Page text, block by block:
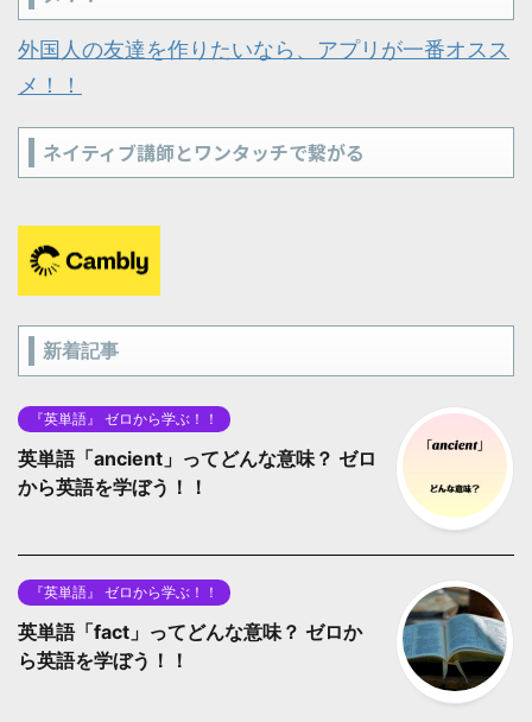
外国人の友達を作りたいなら、アプリが一番オスス
メ！！
ネイティブ講師とワンタッチで繋がる
新着記事
『英単語』 ゼロから学ぶ！！
英単語「ancient」ってどんな意味？ ゼロ
から英語を学ぼう！！
『英単語』 ゼロから学ぶ！！
英単語「fact」ってどんな意味？ ゼロか
ら英語を学ぼう！！